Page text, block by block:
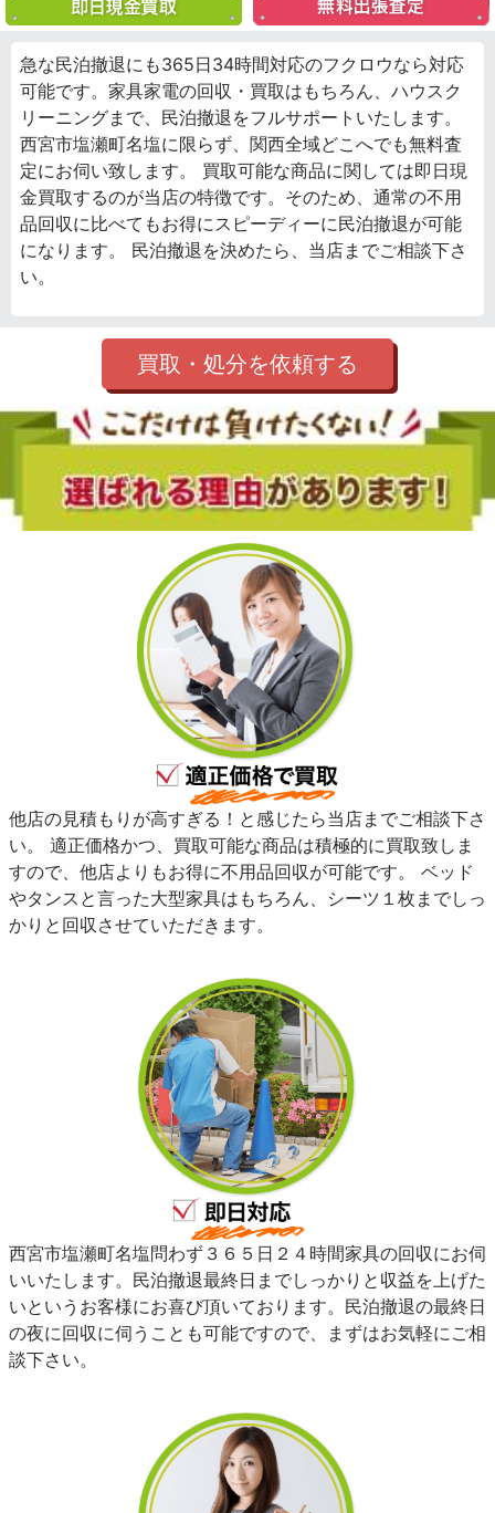
急な民泊撤退にも365日34時間対応のフクロウなら対応
可能です。家具家電の回収・買取はもちろん、ハウスク
リーニングまで、民泊撤退をフルサポートいたします。
西宮市塩瀬町名塩に限らず、関西全域どこへでも無料査
定にお伺い致します。 買取可能な商品に関しては即日現
金買取するのが当店の特徴です。そのため、通常の不用
品回収に比べてもお得にスピーディーに民泊撤退が可能
になります。 民泊撤退を決めたら、当店までご相談下さ
い。
買取・処分を依頼する
他店の見積もりが高すぎる！と感じたら当店までご相談下さ
い。 適正価格かつ、買取可能な商品は積極的に買取致しま
すので、他店よりもお得に不用品回収が可能です。 ベッド
やタンスと言った大型家具はもちろん、シーツ１枚までしっ
かりと回収させていただきます。
西宮市塩瀬町名塩問わず３６５日２４時間家具の回収にお伺
いいたします。民泊撤退最終日までしっかりと収益を上げた
いというお客様にお喜び頂いております。民泊撤退の最終日
の夜に回収に伺うことも可能ですので、まずはお気軽にご相
談下さい。